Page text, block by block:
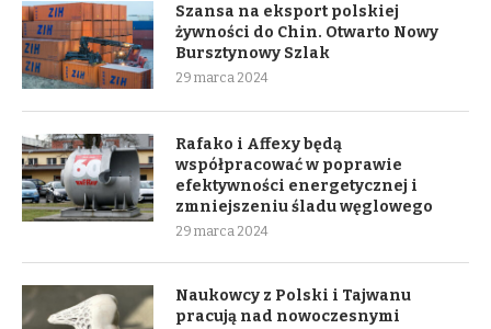
Szansa na eksport polskiej
żywności do Chin. Otwarto Nowy
Bursztynowy Szlak
29 marca 2024
Rafako i Affexy będą
współpracować w poprawie
efektywności energetycznej i
zmniejszeniu śladu węglowego
29 marca 2024
Naukowcy z Polski i Tajwanu
pracują nad nowoczesnymi